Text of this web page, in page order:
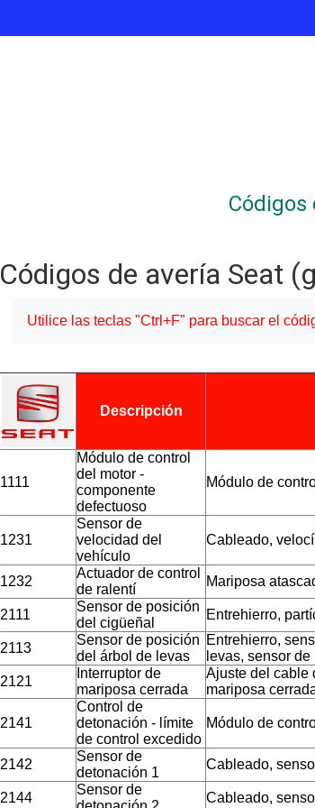
Códigos
Códigos de avería Seat
Utilice las teclas "Ctrl+F" para buscar el
Descripción
1111
Módulo de control
del motor -
componente
defectuoso
Módulo de
1231
Sensor de
velocidad del
vehículo
Cableado,
1232
Actuador de control
de ralentí
Mariposa
2111
Sensor de posición
del cigüeñal
Entrehierro,
2113
Sensor de posición
del árbol de levas
Entrehierro,
levas, sensor
2121
Interruptor de
mariposa cerrada
Ajuste del cable
mariposa
2141
Control de
detonación - límite
de control excedido
Módulo de
2142
Sensor de
detonación 1
Cableado,
2144
Sensor de
Cableado,